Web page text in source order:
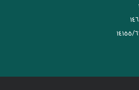
٦٣٨١